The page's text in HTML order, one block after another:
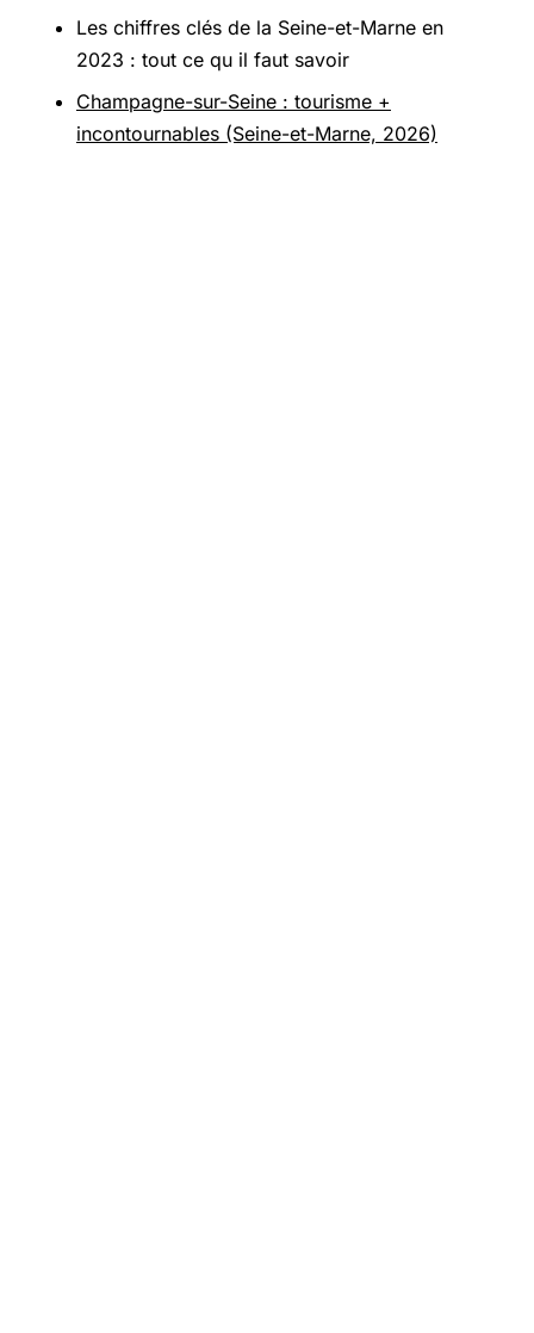
Les chiffres clés de la Seine-et-Marne en
2023 : tout ce qu il faut savoir
Champagne-sur-Seine : tourisme +
incontournables (Seine-et-Marne, 2026)